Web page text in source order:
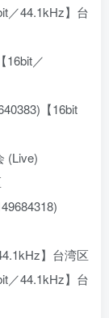
／44.1kHz】台
16bit／
【16bit
(Live)
】台湾区
／44.1kHz】台